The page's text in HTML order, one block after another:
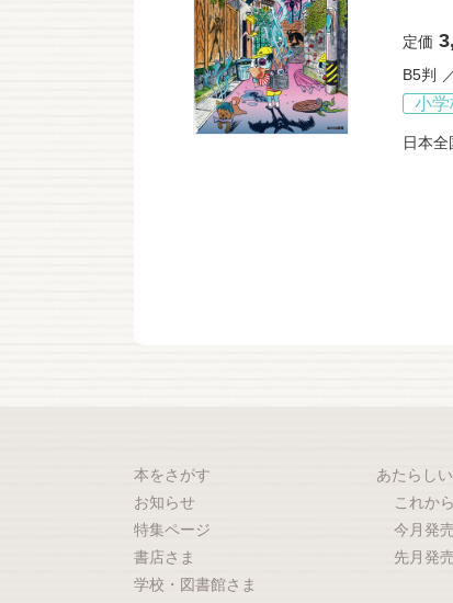
定価
B5判
小学
日本
本をさがす
お知らせ
特集ページ
書店さま
学校・図書館さま
あたらし
これか
今月発
先月発